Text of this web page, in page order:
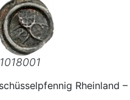
Rheinland